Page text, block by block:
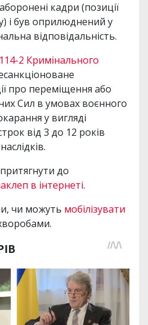
кадри (позиції
і був оприлюднений у
відповідальність.
2 Кримінального
про переміщення або
Сил в умовах воєнного
у вигляді
від 3 до 12 років
до
в інтернеті.
чи можуть мобілізувати